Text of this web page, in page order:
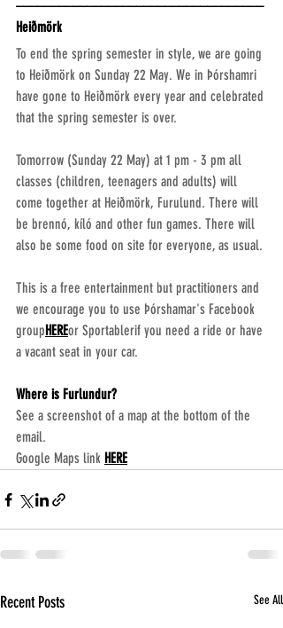
Heiðmörk
To end the spring semester in style, we are going
to Heiðmörk on Sunday 22 May. We in Þórshamri
have gone to Heiðmörk every year and celebrated
that the spring semester is over.
Tomorrow (Sunday 22 May) at 1 pm - 3 pm all
classes (children, teenagers and adults) will
come together at Heiðmörk, Furulund. There will
be brennó, kíló and other fun games. There will
also be some food on site for everyone, as usual.
This is a free entertainment but practitioners and
we encourage you to use Þórshamar's Facebook
group HEREor Sportablerif you need a ride or have
a vacant seat in your car.
Where is Furlundur?
See a screenshot of a map at the bottom of the
email.
Google Maps link HERE
Recent Posts See All